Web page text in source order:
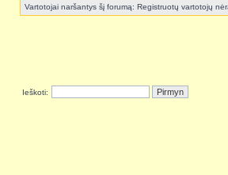
Vartotojai naršantys šį forumą: Registruotų vartotojų
Ieškoti: